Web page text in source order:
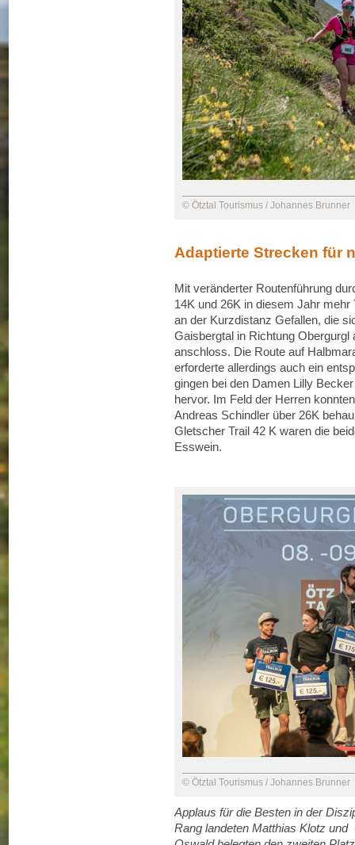
© Ötztal Tourismus / Johannes Brunner
Adaptierte Strecken für
Mit veränderter Routenführung
14K und 26K in diesem Jahr
an der Kurzdistanz Gefallen, die
Gaisbergtal in Richtung
anschloss. Die Route auf
erforderte allerdings auch ein
gingen bei den Damen Lilly
hervor. Im Feld der Herren
Andreas Schindler über 26K
Gletscher Trail 42 K waren die
Esswein.
© Ötztal Tourismus / Johannes Brunner
Applaus für die Besten in der
Rang landeten Matthias Klotz und